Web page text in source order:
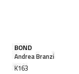
BOND
Andrea Branzi
K163